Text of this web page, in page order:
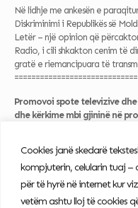
Cookies janë skedarë
kompjuterin, celularin tuaj –
për të hyrë në internet kur
vetëm ashtu lloj të cookies
Në lidhje me ankesën e
Diskriminimi i Republikës së
Letër – një opinion që
Radio, i cili shkakton cenim të
gratë e riemancipuara të
Promovoi spote televizive
dhe kërkime mbi gjininë në
për çështjet gjinore, si dhe për
gjinore, më 1 mars 2018,
në televizion. programe në
radiofonike kundër seksizmit